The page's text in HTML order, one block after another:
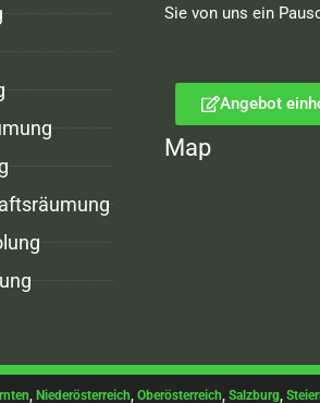
Sie von uns ein
Angebot
Map
Niederösterreich Oberösterreich Salzburg,